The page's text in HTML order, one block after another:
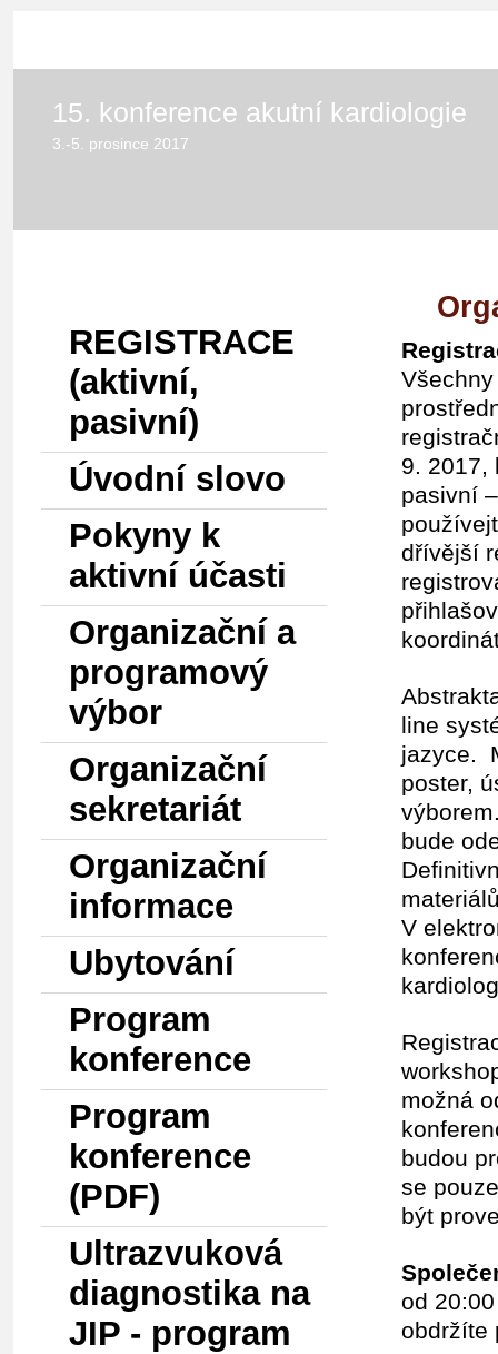
15. konference akutní kardiologie
3.-5. prosince 2017
REGISTRACE
(aktivní,
pasivní)
Úvodní slovo
Pokyny k
aktivní účasti
Organizační a
programový
výbor
Organizační
sekretariát
Organizační
informace
Ubytování
Program
konference
Program
konference
(PDF)
Ultrazvuková
diagnostika na
JIP - program
9. 2017,
pasivní
dřívější
line
jazyce.
poster,
bude
V
možná
budou
se
být
od
obdržíte